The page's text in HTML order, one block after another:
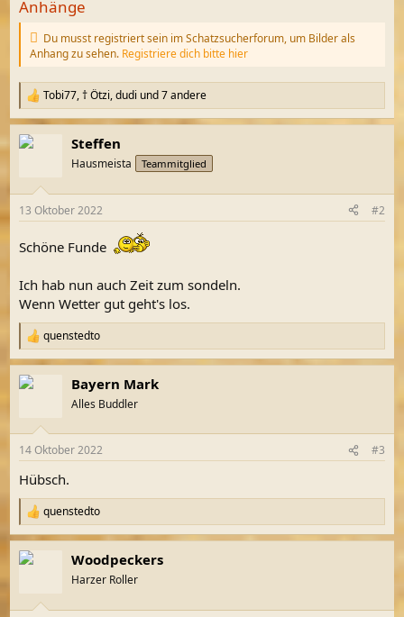
Anhänge
Du musst registriert sein im Schatzsucherforum, um Bilder als
Anhang zu sehen. Registriere dich bitte hier
R
e
a
k
e
:
Tobi77,† Ötzi,dudi und 7 andere
Steffen
Hausmeista Teammitglied
13 Oktober 2022 #2
Schöne Funde
Ich hab nun auch Zeit zum sondeln.
Wenn Wetter gut geht's los.
R
e
a
k
e
:
quenstedto
Bayern Mark
Alles Buddler
14 Oktober 2022 #3
Hübsch.
R
e
a
k
quenstedto
Woodpeckers
Harzer Roller